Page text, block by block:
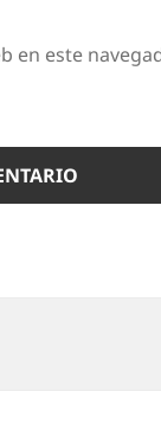
en este